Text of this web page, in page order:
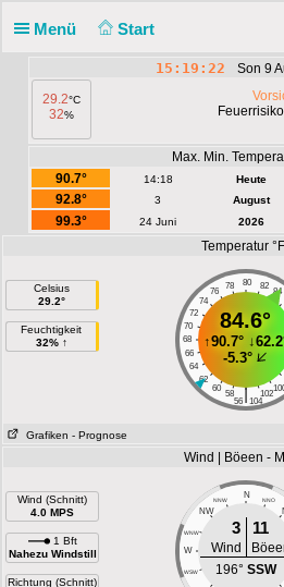
Menü Start
15:19:22
Son 9
29.2°C
32%
Max. Min.
90.7°
14:18 Heute
92.8°
3 August
99.3°
24 Juni 2026
Temperatur °F
Celsius
29.2°
Feuchtigkeit
32% ↑
80
78 82
76
84
74
72
70
68
66
64
62
60
58 102
|
56 104
84.6°
↑90.7°↓
-5.3°
Grafiken - Prognose
Wind | Böeen -
Wind (Schnitt)
4.0 MPS
1 Bft
Nahezu Windstill
Richtung (Schnitt)
N
NNW NNO
NW
WNW
W
WSW
3 11
Wind
196° SSW